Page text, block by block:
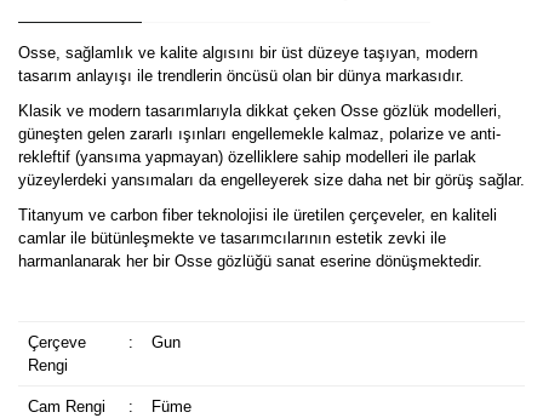
Osse, sağlamlık ve kalite algısını bir üst düzeye taşıyan, modern
tasarım anlayışı ile trendlerin öncüsü olan bir dünya markasıdır.
Klasik ve modern tasarımlarıyla dikkat çeken Osse gözlük modelleri,
güneşten gelen zararlı ışınları engellemekle kalmaz, polarize ve anti-
rekleftif (yansıma yapmayan) özelliklere sahip modelleri ile parlak
yüzeylerdeki yansımaları da engelleyerek size daha net bir görüş sağlar.
Titanyum ve carbon fiber teknolojisi ile üretilen çerçeveler, en kaliteli
camlar ile bütünleşmekte ve tasarımcılarının estetik zevki ile
harmanlanarak her bir Osse gözlüğü sanat eserine dönüşmektedir.
Çerçeve
Rengi
: Gun
Cam Rengi : Füme